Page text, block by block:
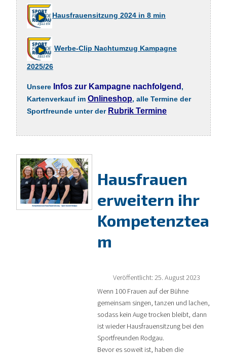
Hausfrauensitzung 2024 in 8 min
Werbe-Clip Nachtumzug Kampagne
2025/26
Unsere Infos zur Kampagne nachfolgend ,
Kartenverkauf im Onlineshop, alle Termine der
Sportfreunde unter der Rubrik Termine
Hausfrauen
erweitern ihr
Kompetenztea
m
Veröffentlicht: 25. August 2023
Wenn 100 Frauen auf der Bühne
gemeinsam singen, tanzen und lachen,
sodass kein Auge trocken bleibt, dann
ist wieder Hausfrauensitzung bei den
Sportfreunden Rodgau.
Bevor es soweit ist, haben die